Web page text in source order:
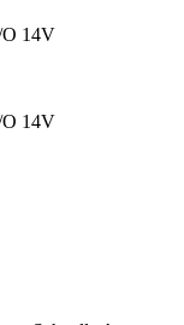
14V
14V